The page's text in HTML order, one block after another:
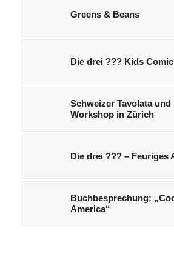
Greens & Beans
Die drei ??? Kids Comic
Schweizer Tavolata und
Workshop in Zürich
Die drei ??? – Feuriges
Buchbesprechung:
America“